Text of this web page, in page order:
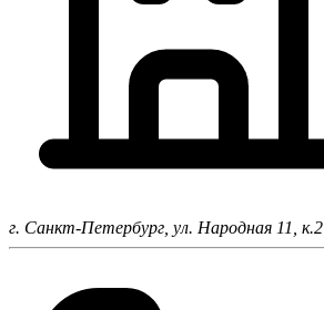
г. Санкт-Петербург, ул. Народная 11, к.2